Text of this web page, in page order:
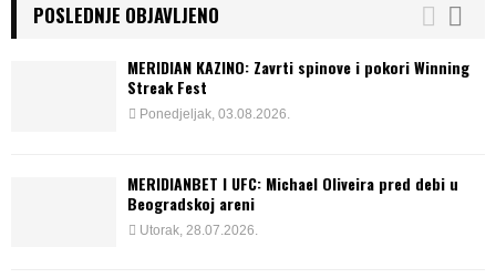
POSLEDNJE OBJAVLJENO
MERIDIAN KAZINO: Zavrti spinove i pokori Winning
Streak Fest
Ponedjeljak, 03.08.2026.
MERIDIANBET I UFC: Michael Oliveira pred debi u
Beogradskoj areni
Utorak, 28.07.2026.